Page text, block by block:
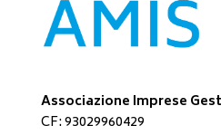
Associazione Imprese
CF: 93029960429